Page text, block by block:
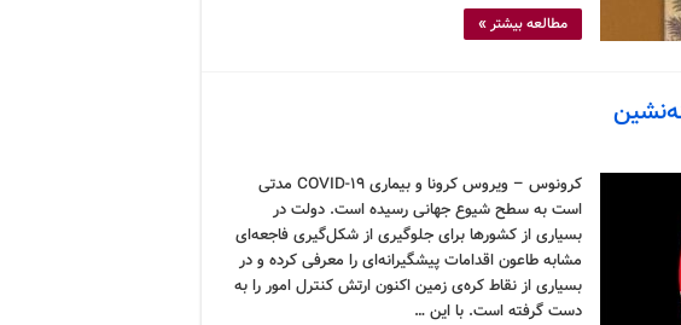
مطالعه بیشتر »
کرونوس – ویروس کرونا و بیماری COVID-19 مدتی
است به سطح شیوع جهانی رسیده است. دولت در
بسیاری از کشورها برای جلوگیری از شکل‌گیری فاجعه‌ای
مشابه طاعون اقدامات پیشگیرانه‌ای را معرفی کرده و در
بسیاری از نقاط کره‌ی زمین اکنون ارتش کنترل امور را به
دست گرفته است. با این …